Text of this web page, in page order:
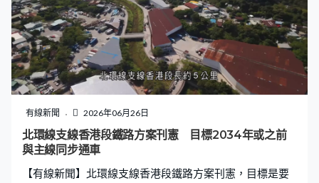
長官會同行政會議做任何決定都會顧及市民的觀感，顧及
那個是對整個決定做出來的觀感，就不是對單一事件。所
以我們在整體考慮對公共財政的影響，我們要審慎一些，
所以在整個決定內是考慮了各個不同點，並非政府刻意壓
低公務員加幅。」
有線新聞 2026年06月26日
北環線支線香港段鐵路方案刊憲 目標2034年或之前
與主線同步通車
【有線新聞】北環線支線香港段鐵路方案刊憲，目標是要